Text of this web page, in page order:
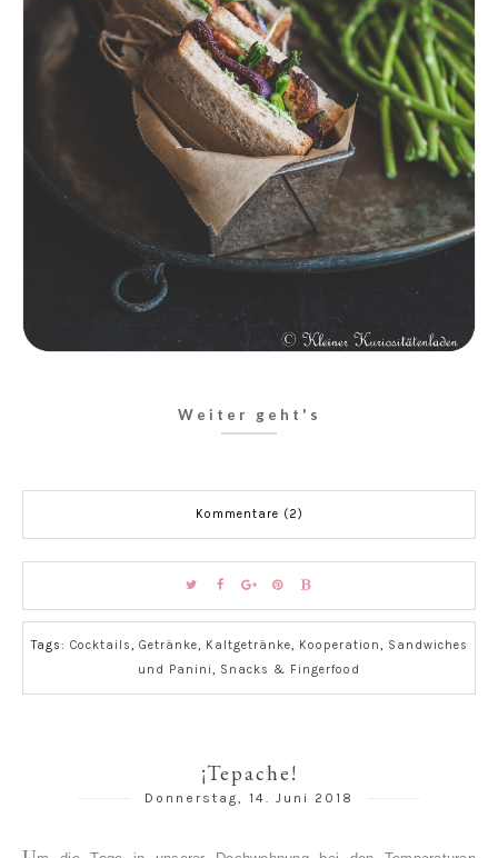
Weiter geht's
Kommentare (2)
Tags: Cocktails, Getränke, Kaltgetränke, Kooperation, Sandwiches
und Panini, Snacks & Fingerfood
¡Tepache!
Donnerstag, 14. Juni 2018